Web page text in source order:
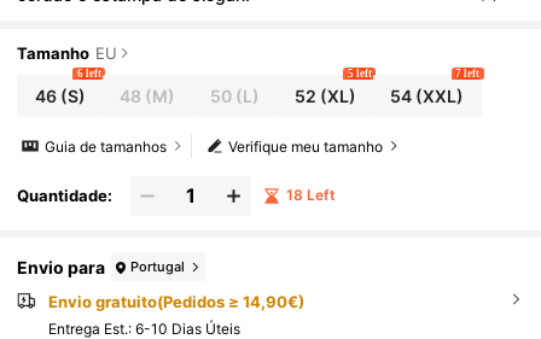
Tamanho EU
46(S)
6 left
48 (M) 50(L) 52 (XL)
5 left
54 (XXL)
7 left
Verifique meu tamanho
Guia de tamanhos
Quantidade: 18 Left
Envio para Portugal
Envio gratuito(Pedidos ≥ 14,90€)
Entrega Est.: 6-10 Dias Úteis